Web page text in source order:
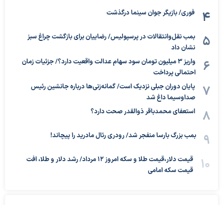
فوری/ بازیگر جوان سینما درگذشت
بمب نقل‌وانتقالات در پرسپولیس/ رضاییان برای بازگشت چراغ سبز
نشان داد
واریز ۳ میلیون تومان سود سهام عدالت واقعیت دارد؟/ جزئیات زمان
احتمالی پرداخت
پایان دوران جبلی نزدیک است/ گمانه‌زنی‌ها درباره جانشین رئیس
صداوسیما داغ شد
استعفای محمدباقر ذوالقدر صحت دارد؟
بمب بزرگ بارسا منفجر شد/ رودری رئال مادرید را پیچاند!
قیمت دلار،قیمت طلا و سکه امروز ۱۲ مرداد/ رشد دلار و طلا، افت
قیمت سکه امامی